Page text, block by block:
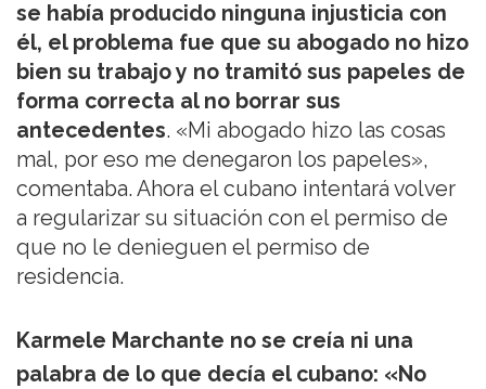
se había producido ninguna injusticia con
él, el problema fue que su abogado no hizo
bien su trabajo y no tramitó sus papeles de
forma correcta al no borrar sus
antecedentes. «Mi abogado hizo las cosas
mal, por eso me denegaron los papeles»,
comentaba. Ahora el cubano intentará volver
a regularizar su situación con el permiso de
que no le denieguen el permiso de
residencia.
Karmele Marchante no se creía ni una
palabra de lo que decía el cubano: «No